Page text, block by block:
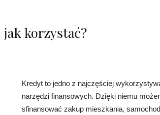
korzystać?
Kredyt to jedno z najczęściej
narzędzi finansowych. Dzięki niemu
sfinansować zakup mieszkania,